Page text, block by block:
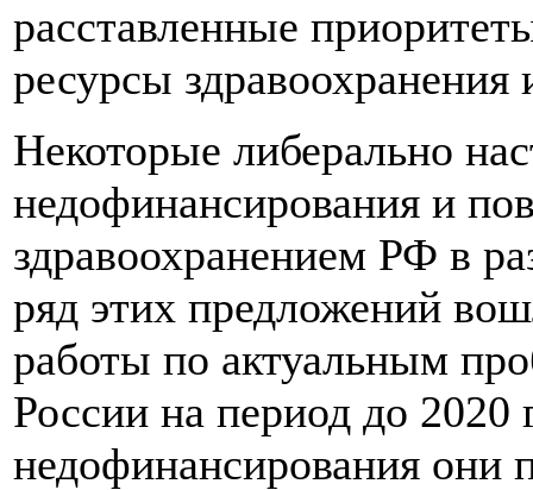
расставленные
ресурсы
Некоторые либерально
недофинансирования и
здравоохранением РФ в
ряд этих предложений
работы по актуальным
России на период до
недофинансирования они